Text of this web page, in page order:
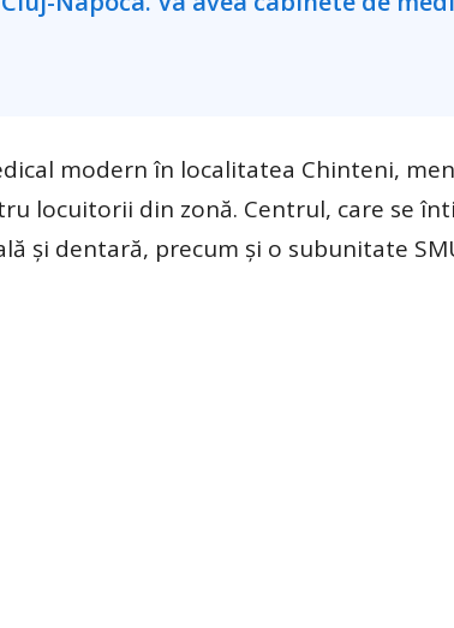
modern în localitatea Chinteni,
locuitorii din zonă. Centrul, care se
și dentară, precum și o subunitate